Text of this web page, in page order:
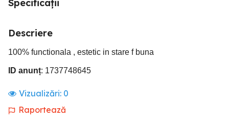
Specificații
Descriere
100% functionala , estetic in stare f buna
ID anunț: 1737748645
Vizualizări: 0
Raportează